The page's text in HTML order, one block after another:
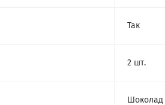
Так
2 шт.
Шоколад